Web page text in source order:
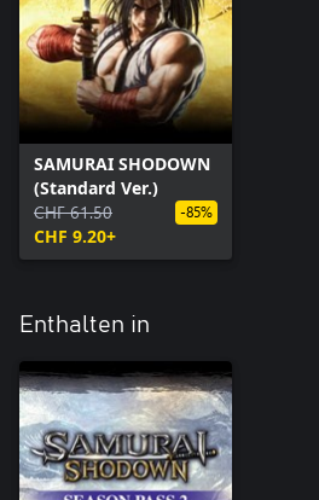
SAMURAI SHODOWN
(Standard Ver.)
CHF 61.50
CHF 9.20+
-85%
Enthalten in